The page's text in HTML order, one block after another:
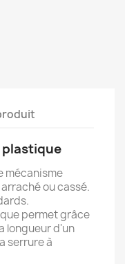
mécanisme
ou cassé.
permet grâce
longueur d'un
serrure à